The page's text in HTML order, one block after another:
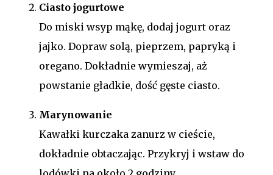
Ciasto jogurtowe
Do miski wsyp mąkę, dodaj jogurt oraz
jajko. Dopraw solą, pieprzem, papryką i
oregano. Dokładnie wymieszaj, aż
powstanie gładkie, dość gęste ciasto.
Marynowanie
Kawałki kurczaka zanurz w cieście,
dokładnie obtaczając. Przykryj i wstaw do